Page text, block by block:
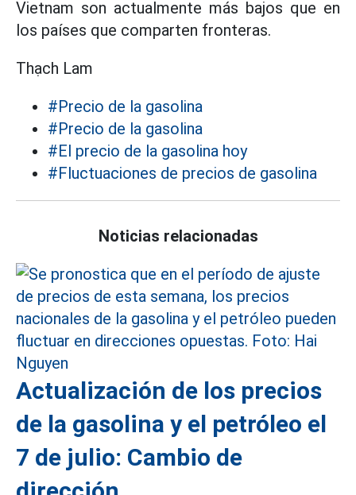
Vietnam son actualmente más bajos que en
los países que comparten fronteras.
Thạch Lam
#Precio de la gasolina
#Precio de la gasolina
#El precio de la gasolina hoy
#Fluctuaciones de precios de gasolina
Noticias relacionadas
Actualización de los precios
de la gasolina y el petróleo el
7 de julio: Cambio de